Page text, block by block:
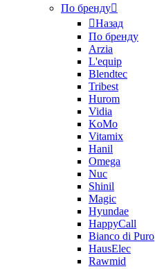
По бренду
Назад
По бренду
Arzia
L'equip
Blendtec
Tribest
Hurom
Vidia
KoMo
Vitamix
Hanil
Omega
Nuc
Shinil
Magic
Hyundae
HappyCall
Bianco di Puro
HausElec
Rawmid